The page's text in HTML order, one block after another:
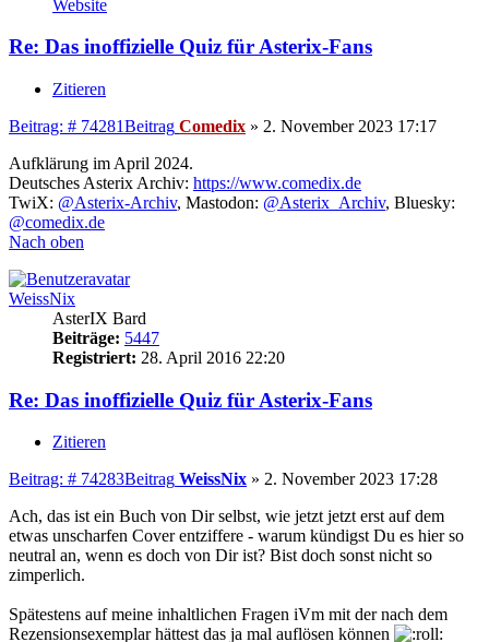
Website
Re: Das inoffizielle Quiz für Asterix-Fans
Zitieren
Beitrag: # 74281Beitrag Comedix » 2. November 2023 17:17
Aufklärung im April 2024.
Deutsches Asterix Archiv: https://www.comedix.de
TwiX: @Asterix-Archiv, Mastodon: @Asterix_Archiv, Bluesky:
@comedix.de
Nach oben
WeissNix
AsterIX Bard
Beiträge: 5447
Registriert: 28. April 2016 22:20
Re: Das inoffizielle Quiz für Asterix-Fans
Zitieren
Beitrag: # 74283Beitrag WeissNix » 2. November 2023 17:28
Ach, das ist ein Buch von Dir selbst, wie jetzt jetzt erst auf dem
etwas unscharfen Cover entziffere - warum kündigst Du es hier so
neutral an, wenn es doch von Dir ist? Bist doch sonst nicht so
zimperlich.
Spätestens auf meine inhaltlichen Fragen iVm mit der nach dem
Rezensionsexemplar hättest das ja mal auflösen können